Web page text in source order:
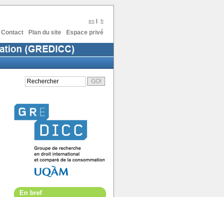
en | fr
Contact Plan du site Espace privé
En bref